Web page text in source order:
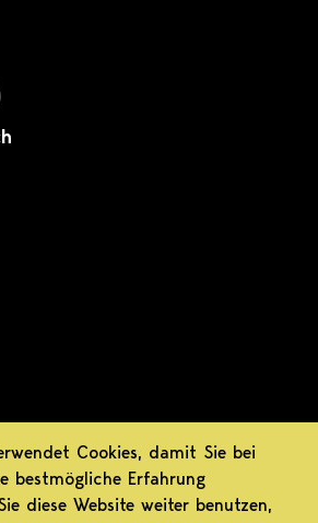
Discuss it
Instagram
it auf Youtube
it auf LinkedIn
Cookies, damit Sie bei
bestmögliche Erfahrung
diese Website weiter benutzen,